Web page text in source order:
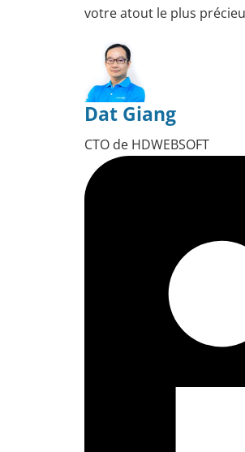
votre atout le plus
Dat Giang
CTO de HDWEBSOFT